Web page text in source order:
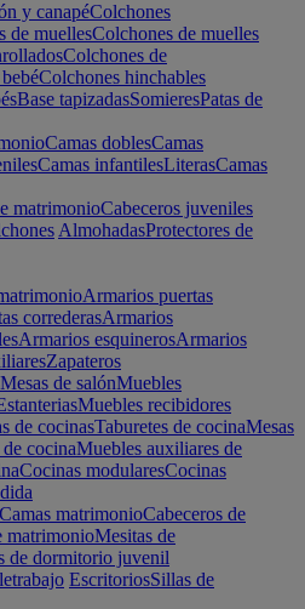
y canapéColchones
de muellesColchones de muelles
Colchones de
Colchones hinchables
Base tapizadasSomieresPatas de
Camas doblesCamas
Camas infantilesLiterasCamas
matrimonioCabeceros juveniles
AlmohadasProtectores de
Armarios puertas
correderasArmarios
Armarios esquinerosArmarios
Zapateros
Mesas de salónMuebles
Muebles recibidores
de cocinasTaburetes de cocinaMesas
cocinaMuebles auxiliares de
Cocinas modularesCocinas
Camas matrimonioCabeceros de
matrimonioMesitas de
de dormitorio juvenil
EscritoriosSillas de